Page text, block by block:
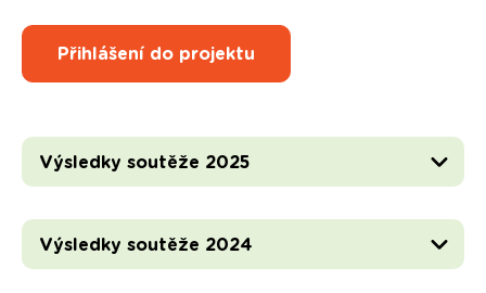
Přihlášení do projektu
Výsledky soutěže 2025
Výsledky soutěže 2024